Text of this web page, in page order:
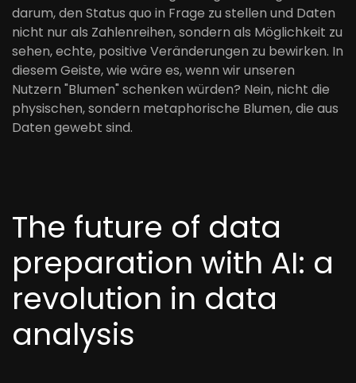
darum, den Status quo in Frage zu stellen und Daten
nicht nur als Zahlenreihen, sondern als Möglichkeit zu
sehen, echte, positive Veränderungen zu bewirken. In
diesem Geiste, wie wäre es, wenn wir unseren
Nutzern "Blumen" schenken würden? Nein, nicht die
physischen, sondern metaphorische Blumen, die aus
Daten gewebt sind.
The future of data
preparation with AI: a
revolution in data
analysis